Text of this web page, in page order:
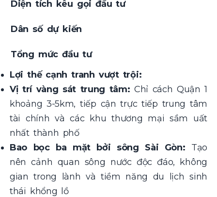
Diện tích kêu gọi đầu tư
Dân số dự kiến
Tổng mức đầu tư
Lợi thế cạnh tranh vượt trội:
Vị trí vàng sát trung tâm: Chỉ cách Quận 1
khoảng 3-5km, tiếp cận trực tiếp trung tâm
tài chính và các khu thương mại sầm uất
nhất thành phố
Bao bọc ba mặt bởi sông Sài Gòn: Tạo
nên cảnh quan sông nước độc đáo, không
gian trong lành và tiềm năng du lịch sinh
thái khổng lồ